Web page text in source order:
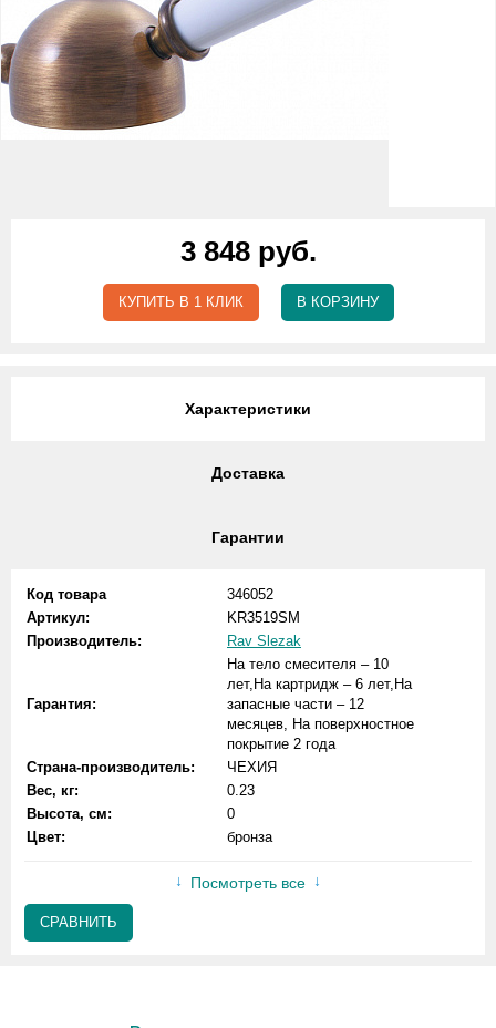
3 848 руб.
КУПИТЬ В 1 КЛИК В КОРЗИНУ
Характеристики
Доставка
Гарантии
Код товара
346052
Артикул:
KR3519SM
Производитель:
Rav Slezak
Гарантия:
На тело смесителя – 10
лет,На картридж – 6 лет,На
запасные части – 12
месяцев, На поверхностное
покрытие 2 года
Страна-производитель:
ЧЕХИЯ
Вес, кг:
0.23
Высота, см:
0
Цвет:
бронза
Посмотреть все
СРАВНИТЬ